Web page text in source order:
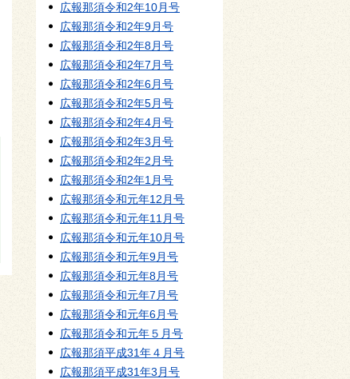
広報那須令和2年10月号
広報那須令和2年9月号
広報那須令和2年8月号
広報那須令和2年7月号
広報那須令和2年6月号
広報那須令和2年5月号
広報那須令和2年4月号
広報那須令和2年3月号
広報那須令和2年2月号
広報那須令和2年1月号
広報那須令和元年12月号
広報那須令和元年11月号
広報那須令和元年10月号
広報那須令和元年9月号
広報那須令和元年8月号
広報那須令和元年7月号
広報那須令和元年6月号
広報那須令和元年５月号
広報那須平成31年４月号
広報那須平成31年3月号